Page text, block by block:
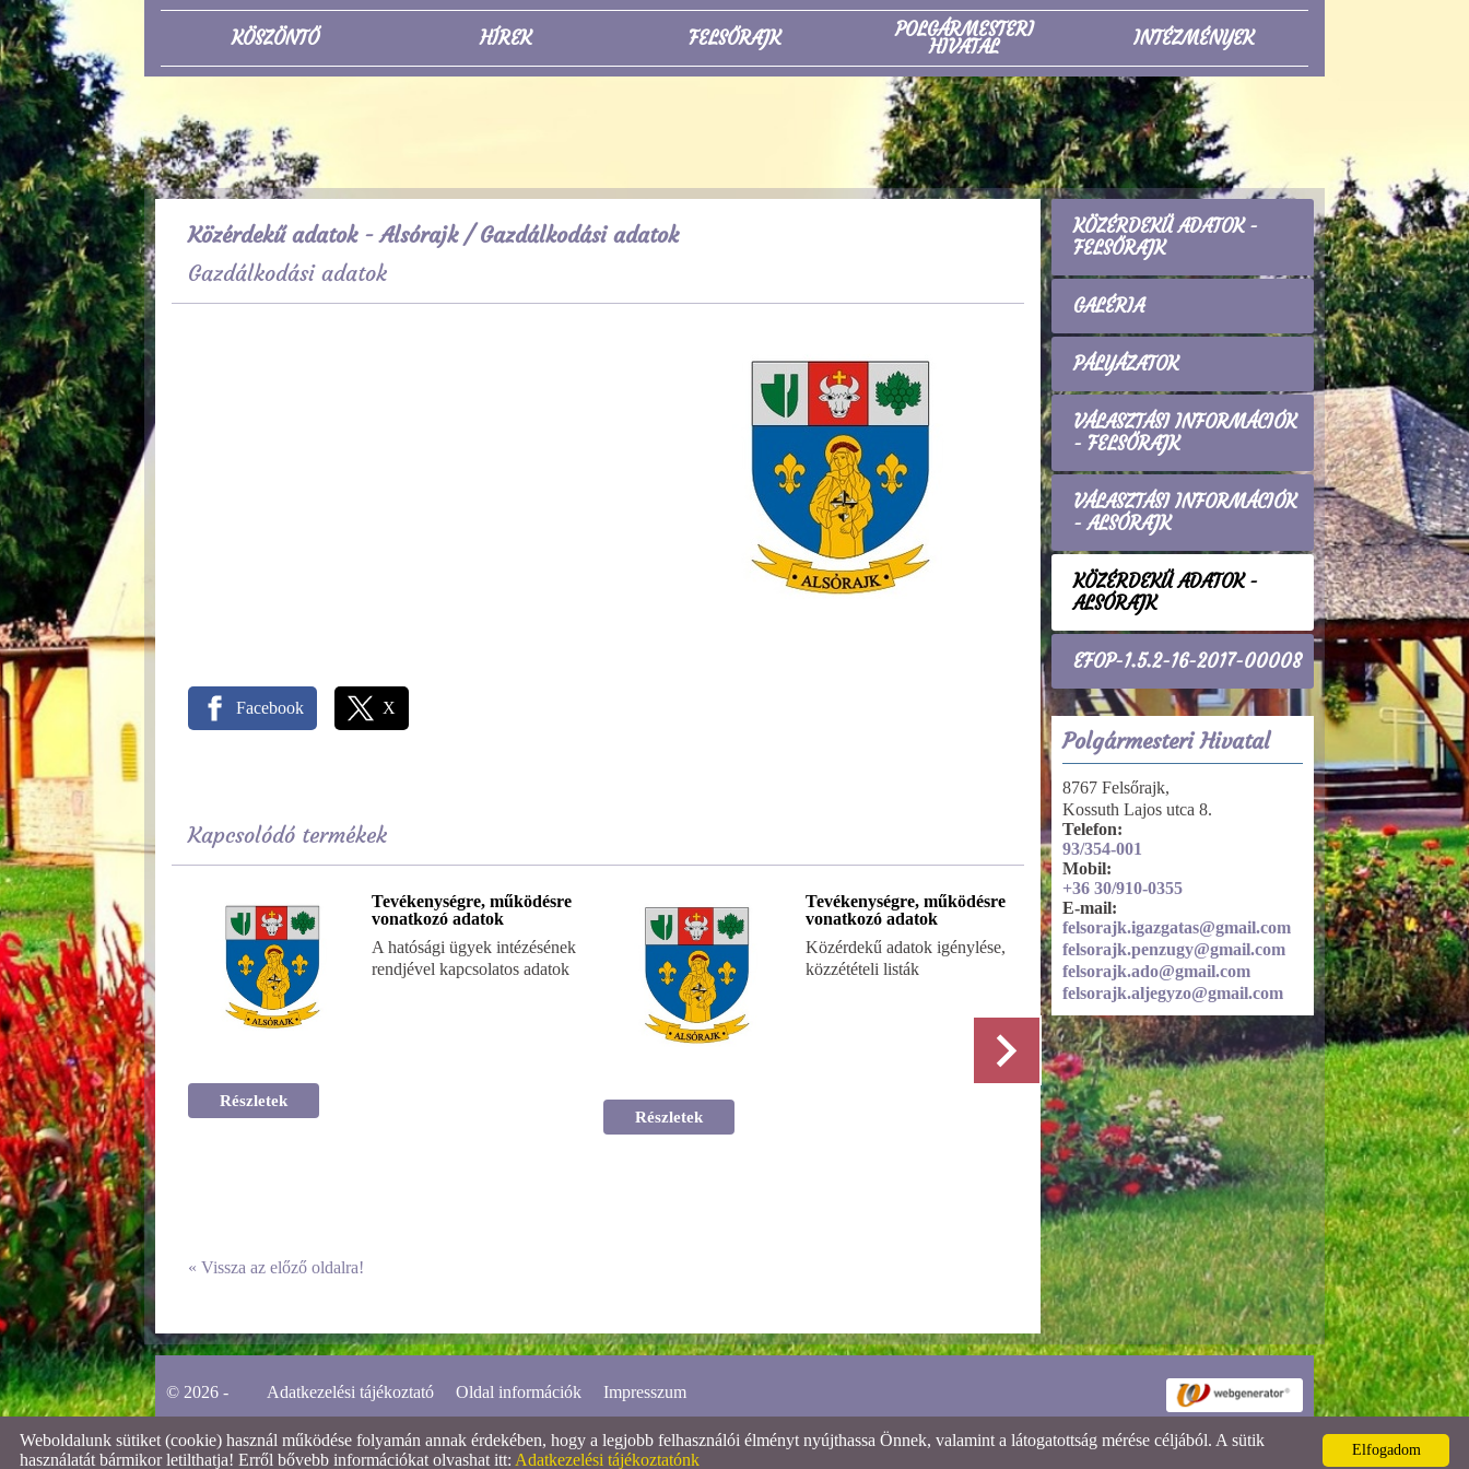
KÖSZÖNTŐ HÍREK FELSŐRAJK POLGÁRMESTERI
HIVATAL INTÉZMÉNYEK
Közérdekű adatok - Alsórajk/ Gazdálkodási adatok
Gazdálkodási adatok
Facebook X
Kapcsolódó termékek
Tevékenységre, működésre
vonatkozó adatok
A hatósági ügyek intézésének
rendjével kapcsolatos adatok
Részletek
Tevékenységre, működésre
vonatkozó adatok
Közérdekű adatok igénylése,
közzétételi listák
Részletek
Tevékenységre, működésre
vonatkozó adatok
Nyilvántartások, nyilvános
kiadványok
Részletek
« Vissza az előző oldalra!
KÖZÉRDEKŰ ADATOK -
FELSŐRAJK
GALÉRIA
PÁLYÁZATOK
VÁLASZTÁSI INFORMÁCIÓK
- FELSŐRAJK
VÁLASZTÁSI INFORMÁCIÓK
- ALSÓRAJK
KÖZÉRDEKŰ ADATOK -
ALSÓRAJK
EFOP-1.5.2-16-2017-00008
Polgármesteri Hivatal
8767 Felsőrajk,
Kossuth Lajos utca 8.
Telefon:
93/354-001
Mobil:
+36 30/910-0355
E-mail:
felsorajk.igazgatas@gmail.com
felsorajk.penzugy@gmail.com
felsorajk.ado@gmail.com
felsorajk.aljegyzo@gmail.com
© 2026 - Adatkezelési tájékoztató Oldal információk Impresszum
Elfogadom
Weboldalunk sütiket (cookie) használ működése folyamán annak érdekében, hogy a legjobb felhasználói élményt nyújthassa Önnek, valamint a látogatottság mérése céljából. A sütik
használatát bármikor letilthatja! Erről bővebb információkat olvashat itt: Adatkezelési tájékoztatónk